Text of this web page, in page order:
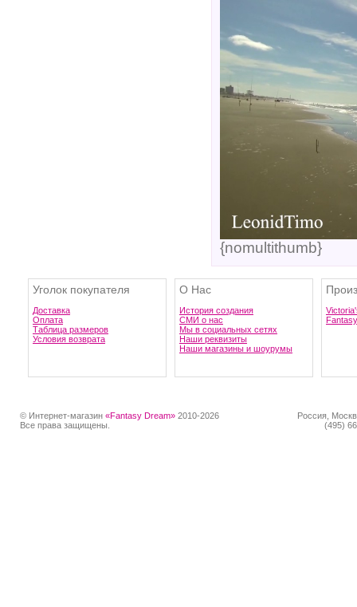
{nomultithumb}
Уголок покупателя
Доставка
Оплата
Таблица размеров
Условия возврата
О Нас
История создания
СМИ о нас
Мы в социальных сетях
Наши реквизиты
Наши магазины и шоурумы
© Интернет-магазин «Fantasy Dream» 2010-2026
Все права защищены.
Россия,
(495)